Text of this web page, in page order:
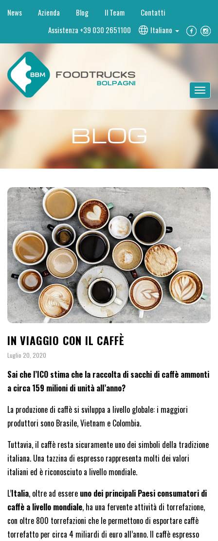
News Azienda Blog Il Team
Contatti
Italiano
Assistenza +39 030 2651100
BLOG
IN VIAGGIO CON IL CAFFÈ
Luglio 20, 2020
Sai che l’ICO stima che la raccolta di sacchi di caffè ammonti
a circa 159 milioni di unità all’anno?
La produzione di caffè si sviluppa a livello globale: i maggiori
produttori sono Brasile, Vietnam e Colombia.
Tuttavia, il caffè resta sicuramente uno dei simboli della tradizione
italiana. Una tazzina di espresso rappresenta molti dei valori
italiani ed è riconosciuto a livello mondiale.
L’Italia, oltre ad essere uno dei principali Paesi consumatori di
caffè a livello mondiale, ha una fervente attività di torrefazione,
con oltre 800 torrefazioni che le permettono di esportare caffè
torrefatto per circa 4 miliardi di euro all’anno. Il caffè espresso